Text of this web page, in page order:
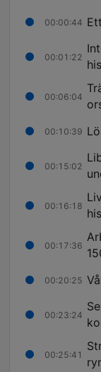
00:00:44
00:01:22
00:06:04
00:10:39
00:15:02
00:16:18
00:17:36
00:20:25
00:23:24
00:25:41